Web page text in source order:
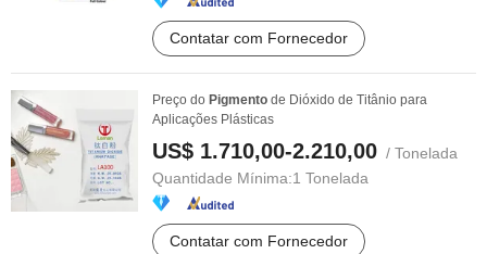
Contatar com Fornecedor
Preço do Pigmento de Dióxido de Titânio para
Aplicações Plásticas
US$ 1.710,00-2.210,00 / Tonelada
Quantidade Mínima:1 Tonelada
Contatar com Fornecedor